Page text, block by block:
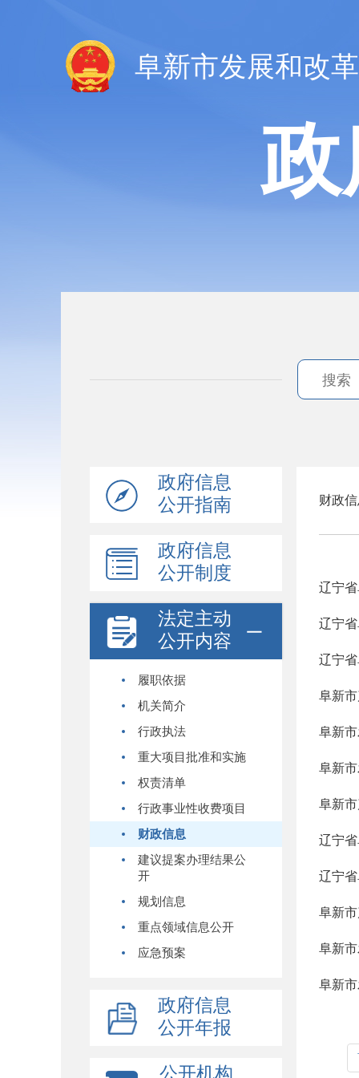
阜新市发展和改
政府信息
公开指南
政府信息
公开制度
法定主动
公开内容
履职依据
机关简介
行政执法
重大项目批准和实施
权责清单
行政事业性收费项目
财政信息
建议提案办理结果公
开
规划信息
重点领域信息公开
应急预案
政府信息
公开年报
公开机构
财政
辽宁
辽宁
辽宁
阜新
阜新
阜新
阜新
辽宁
辽宁
阜新
阜新
阜新